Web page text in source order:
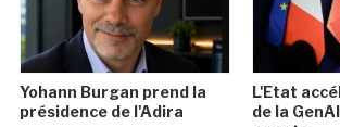
Yohann Burgan prend la
présidence de l'Adira
L'Etat
de la